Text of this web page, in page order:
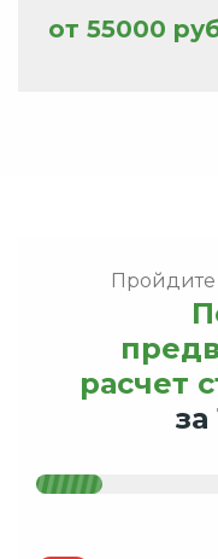
от 55000
Пройдите
расчет